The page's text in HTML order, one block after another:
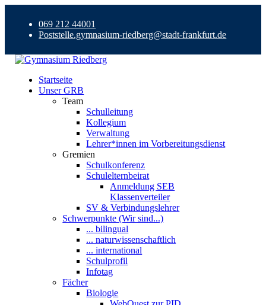
069 212 44001
Poststelle.gymnasium-riedberg@stadt-frankfurt.de
Startseite
Unser GRB
Team
Schulleitung
Kollegium
Verwaltung
Lehrer*innen im Vorbereitungsdienst
Gremien
Schulkonferenz
Schulelternbeirat
Anmeldung SEB
Klassenverteiler
SV & Verbindungslehrer
Schwerpunkte (Wir sind...)
... bilingual
... naturwissenschaftlich
... international
Schulprofil
Infotag
Fächer
Biologie